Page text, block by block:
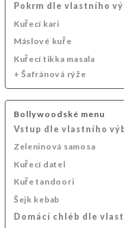
Pokrm dle vlastního
Kuřecí kari
Máslové kuře
Kuřecí tikka masala
+ Šafránová rýže
Bollywoodské menu
Vstup dle vlastního
Zeleninová samosa
Kuřecí datel
Kuře tandoori
Šejk kebab
Domácí chléb dle